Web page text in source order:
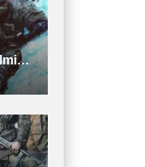
Changjin Gölü’ndeki Savaş filmini izle